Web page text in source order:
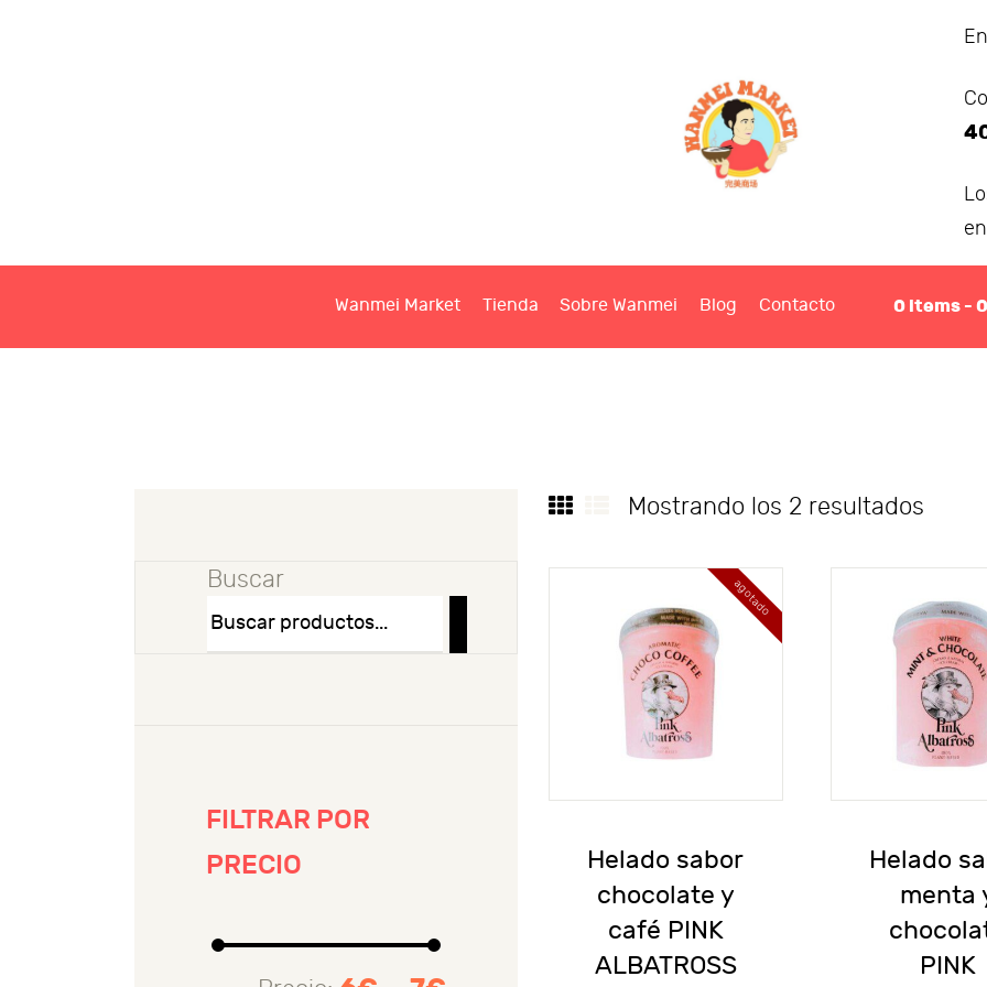
Wanmei Market Tienda Sobre Wanmei Blog Contacto 0 items -
SOBRE WANMEI
BLOG
CONTACTO
Mostrando los 2 resultados
agotado
Helado sabor
chocolate y
café PINK
ALBATROSS
Helado
menta
PINK
Buscar
FILTRAR POR
PRECIO